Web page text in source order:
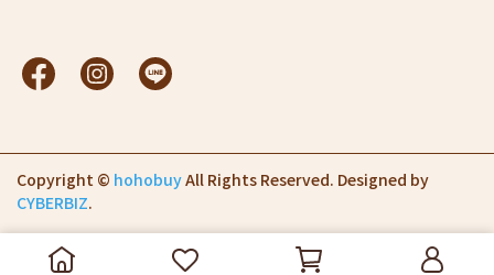
Copyright © hohobuyAll Rights Reserved. Designed by
CYBERBIZ.